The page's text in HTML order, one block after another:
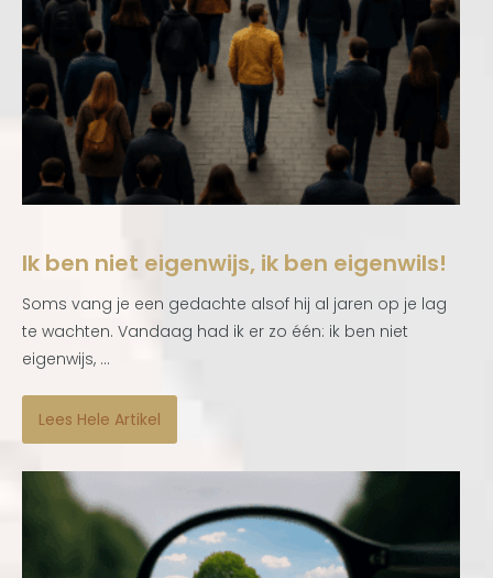
Ik ben niet eigenwijs, ik ben eigenwils!
Soms vang je een gedachte alsof hij al jaren op je lag
te wachten. Vandaag had ik er zo één: ik ben niet
eigenwijs, ...
Lees Hele Artikel